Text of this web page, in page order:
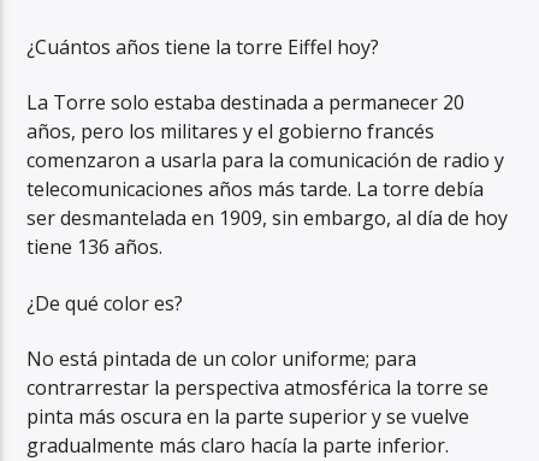
¿Cuántos años tiene la torre Eiffel hoy?
La Torre solo estaba destinada a permanecer 20
años, pero los militares y el gobierno francés
comenzaron a usarla para la comunicación de radio y
telecomunicaciones años más tarde. La torre debía
ser desmantelada en 1909, sin embargo, al día de hoy
tiene 136 años.
¿De qué color es?
No está pintada de un color uniforme; para
contrarrestar la perspectiva atmosférica la torre se
pinta más oscura en la parte superior y se vuelve
gradualmente más claro hacía la parte inferior.